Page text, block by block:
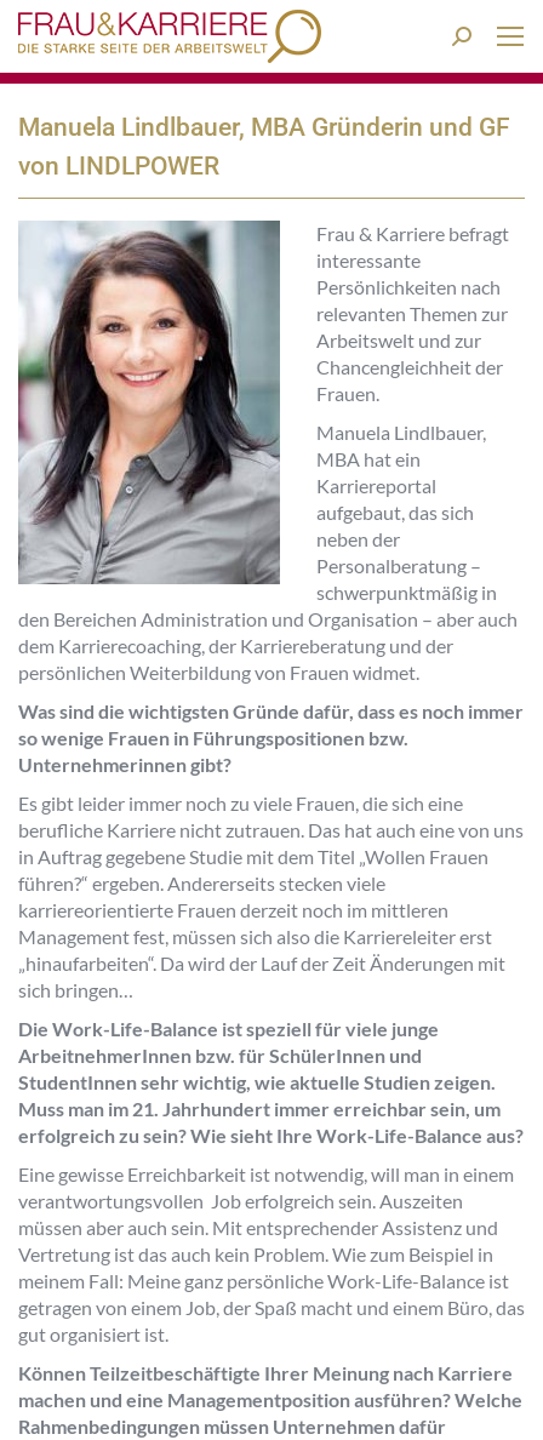
Search:
Manuela Lindlbauer, MBA Gründerin und GF
von LINDLPOWER
Frau & Karriere befragt
interessante
Persönlichkeiten nach
relevanten Themen zur
Arbeitswelt und zur
Chancengleichheit der
Frauen.
Manuela Lindlbauer,
MBA hat ein
Karriereportal
aufgebaut, das sich
neben der
Personalberatung –
schwerpunktmäßig in
den Bereichen Administration und Organisation – aber auch
dem Karrierecoaching, der Karriereberatung und der
persönlichen Weiterbildung von Frauen widmet.
Was sind die wichtigsten Gründe dafür, dass es noch immer
so wenige Frauen in Führungspositionen bzw.
Unternehmerinnen gibt?
Es gibt leider immer noch zu viele Frauen, die sich eine
berufliche Karriere nicht zutrauen. Das hat auch eine von uns
in Auftrag gegebene Studie mit dem Titel „Wollen Frauen
führen?“ ergeben. Andererseits stecken viele
karriereorientierte Frauen derzeit noch im mittleren
Management fest, müssen sich also die Karriereleiter erst
„hinaufarbeiten“. Da wird der Lauf der Zeit Änderungen mit
sich bringen…
Die Work-Life-Balance ist speziell für viele junge
ArbeitnehmerInnen bzw. für SchülerInnen und
StudentInnen sehr wichtig, wie aktuelle Studien zeigen.
Muss man im 21. Jahrhundert immer erreichbar sein, um
erfolgreich zu sein? Wie sieht Ihre Work-Life-Balance aus?
Eine gewisse Erreichbarkeit ist notwendig, will man in einem
verantwortungsvollen Job erfolgreich sein. Auszeiten
müssen aber auch sein. Mit entsprechender Assistenz und
Vertretung ist das auch kein Problem. Wie zum Beispiel in
meinem Fall: Meine ganz persönliche Work-Life-Balance ist
getragen von einem Job, der Spaß macht und einem Büro, das
gut organisiert ist.
Können Teilzeitbeschäftigte Ihrer Meinung nach Karriere
machen und eine Managementposition ausführen? Welche
Rahmenbedingungen müssen Unternehmen dafür